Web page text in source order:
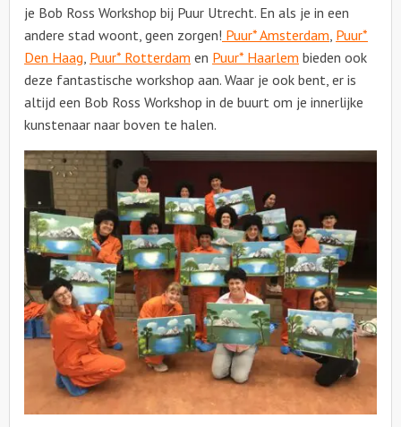
je Bob Ross Workshop bij Puur Utrecht. En als je in een
andere stad woont, geen zorgen! Puur* Amsterdam Puur*
Den Haag Puur* Rotterdam en Puur* Haarlem bieden ook
deze fantastische workshop aan. Waar je ook bent, er is
altijd een Bob Ross Workshop in de buurt om je innerlijke
kunstenaar naar boven te halen.